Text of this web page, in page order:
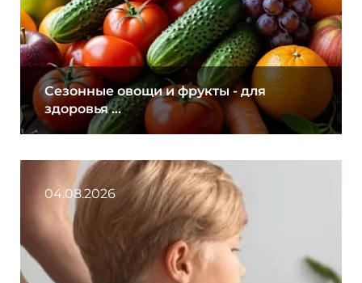
Сезонные овощи и фрукты - для
здоровья ...
04.08.2026